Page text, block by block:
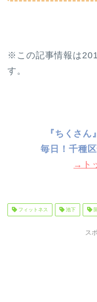
※この記事情報は
す。
『ちくさ
毎日！千種
→ト
フィットネス 池下
ス